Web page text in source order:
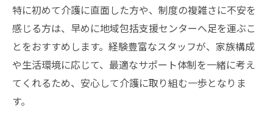
自宅で続ける高齢者介護を成功させる秘訣
高齢者介護を自宅で続けるための基本ポイ
ント
在宅高齢者介護で役立つ地域支援と活用法
特に初めて介護に直面した方や、制度の複雑さに不安を
感じる方は、早めに地域包括支援センターへ足を運ぶこ
とをおすすめします。経験豊富なスタッフが、家族構成
や生活環境に応じて、最適なサポート体制を一緒に考え
てくれるため、安心して介護に取り組む一歩となりま
す。